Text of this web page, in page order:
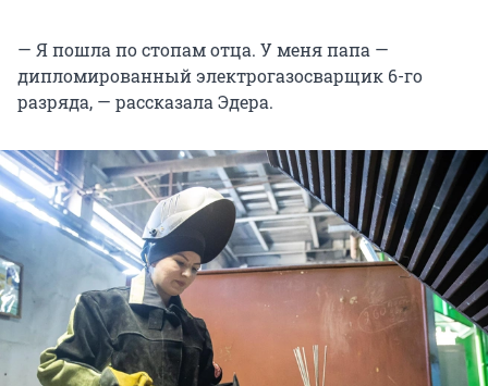
— Я пошла по стопам отца. У меня папа —
дипломированный электрогазосварщик 6-го
разряда, — рассказала Эдера.